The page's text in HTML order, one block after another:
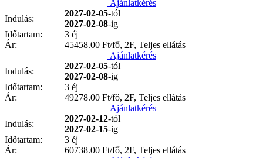
Ajánlatkérés
Indulás:
2027-02-05-tól
2027-02-08-ig
Időtartam:
3 éj
Ár:
45458.00 Ft/fő, 2F, Teljes ellátás
Ajánlatkérés
Indulás:
2027-02-05-tól
2027-02-08-ig
Időtartam:
3 éj
Ár:
49278.00 Ft/fő, 2F, Teljes ellátás
Ajánlatkérés
Indulás:
2027-02-12-tól
2027-02-15-ig
Időtartam:
3 éj
Ár:
60738.00 Ft/fő, 2F, Teljes ellátás